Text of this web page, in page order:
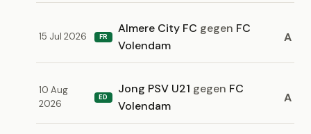
15 Jul 2026 FR
Almere City FC gegen FC
Volendam
A
10 Aug
2026
ED
Jong PSV U21 gegen FC
Volendam
A